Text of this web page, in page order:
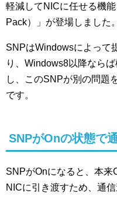
軽減してNICに任せる機
Pack）」が登場しました。
SNPはWindowsによって
り、Windows8以降なら
し、このSNPが別の問題
です。
SNPがOnの状態で
SNPがOnになると、本
NICに引き渡すため、通